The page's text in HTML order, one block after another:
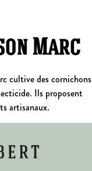
Marc
cultive des cornichons
Ils proposent
artisanaux.